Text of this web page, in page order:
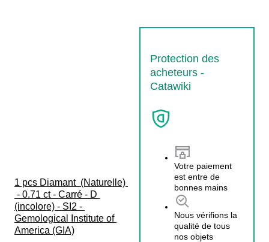
Protection des
acheteurs -
Catawiki
Votre paiement
est entre de
bonnes mains
Nous vérifions la
qualité de tous
nos objets
1 pcs Diamant  (Naturelle)
- 0.71 ct - Carré - D
(incolore) - SI2 -
Gemological Institute of
America (GIA)